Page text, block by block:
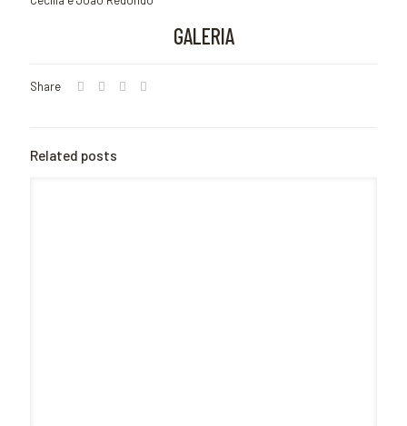
GALERIA
Share
Related posts